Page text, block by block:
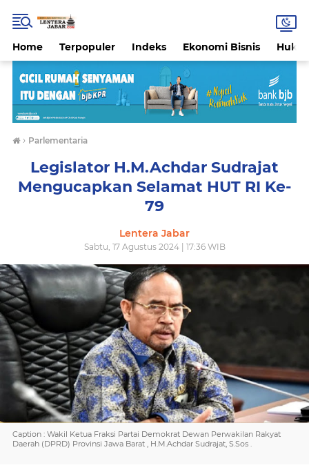
Home Terpopuler Indeks Ekonomi Bisnis
› Parlementaria
Legislator H.M.Achdar Sudrajat
Mengucapkan Selamat HUT RI Ke-
79
Lentera Jabar
Sabtu, 17 Agustus 2024 | 17:36 WIB
Caption : Wakil Ketua Fraksi Partai Demokrat Dewan Perwakilan Rakyat
Daerah (DPRD) Provinsi Jawa Barat , H.M.Achdar Sudrajat, S.Sos .